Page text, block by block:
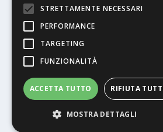
© Stratego Group –
per chi opera in
Connection, i Big
Stampamedia.net è
Partita IVA
STRETTAMENTE NECESSARI
PERFORMANCE
TARGETING
FUNZIONALITÀ
ACCETTA TUTTO RIFIUTA
MOSTRA DETTAGLI